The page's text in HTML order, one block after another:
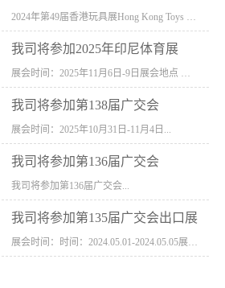
我司将参加2025年印尼体育展
我司将参加第138届广交会
展会时间：2025年10月31日-11月4日...
我司将参加第136届广交会
我司将参加第136届广交会...
我司将参加第135届广交会出口展
展会时间：时间：2024.05.01-2024.05.05展会地址：中国进出口商品交易会展馆福建康莱宝公司展位号12.1G37-38、H11-12，浙江康莱宝展位号17.1B23-24、C19-20...